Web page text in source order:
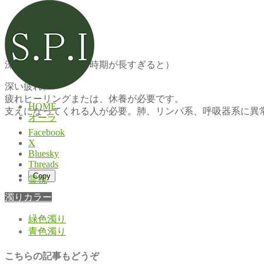
HOME
オーラ
霊視
深い緑色濁り
深い緑色濁り（停滞時期が長すぎると）
深い疲れ。
疲れヒーリングまたは、休養が必要です。
支えになってくれる人が必要。肺、リンパ系、呼吸器系に異
Facebook
X
Bluesky
Threads
Copy
濁りカラー
緑色濁り
青色濁り
こちらの記事もどうぞ